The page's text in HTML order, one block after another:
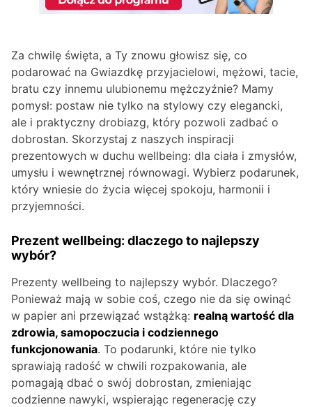
Psyche Monika Zalewska-Biełło 1 comment
Za chwilę święta, a Ty znowu głowisz się, co
podarować na Gwiazdkę przyjacielowi, mężowi, tacie,
bratu czy innemu ulubionemu mężczyźnie? Mamy
pomysł: postaw nie tylko na stylowy czy elegancki,
ale i praktyczny drobiazg, który pozwoli zadbać o
dobrostan. Skorzystaj z naszych inspiracji
prezentowych w duchu wellbeing: dla ciała i zmysłów,
umysłu i wewnętrznej równowagi. Wybierz podarunek,
który wniesie do życia więcej spokoju, harmonii i
przyjemności.
Prezent wellbeing: dlaczego to najlepszy
wybór?
Prezenty wellbeing to najlepszy wybór. Dlaczego?
Ponieważ mają w sobie coś, czego nie da się owinąć
w papier ani przewiązać wstążką: realną wartość dla
zdrowia, samopoczucia i codziennego
funkcjonowania. To podarunki, które nie tylko
sprawiają radość w chwili rozpakowania, ale
pomagają dbać o swój dobrostan, zmieniając
codzienne nawyki, wspierając regenerację czy